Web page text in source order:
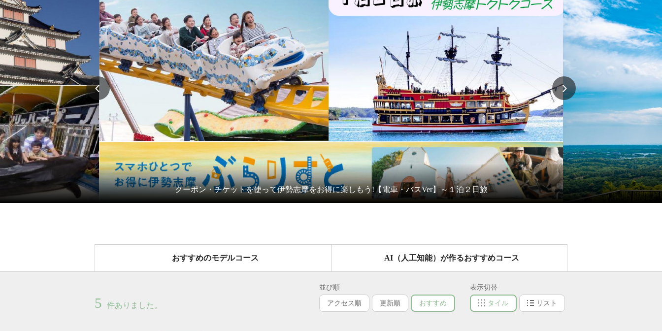
クーポン・チケットを使って伊勢志摩をお得に楽しもう!【電車・バスVer】～１泊２日旅
おすすめのモデルコース AI（人工知能）が作るおすすめコース
5 件ありました。
並び順
アクセス順 更新順 おすすめ
表示切替
タイル リスト